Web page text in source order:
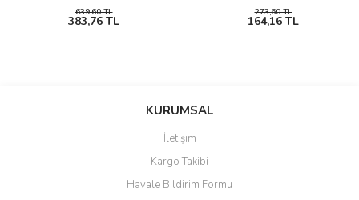
639,60 TL
383,76 TL
273,60 TL
164,16 TL
KURUMSAL
İletişim
Kargo Takibi
Havale Bildirim Formu